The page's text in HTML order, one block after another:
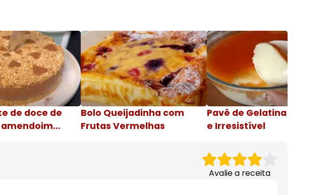
de doce de
Bolo Queijadinha com
Frutas Vermelhas
Pavê de Gelatina Cremosa
e Irresistível
Avalie a receita